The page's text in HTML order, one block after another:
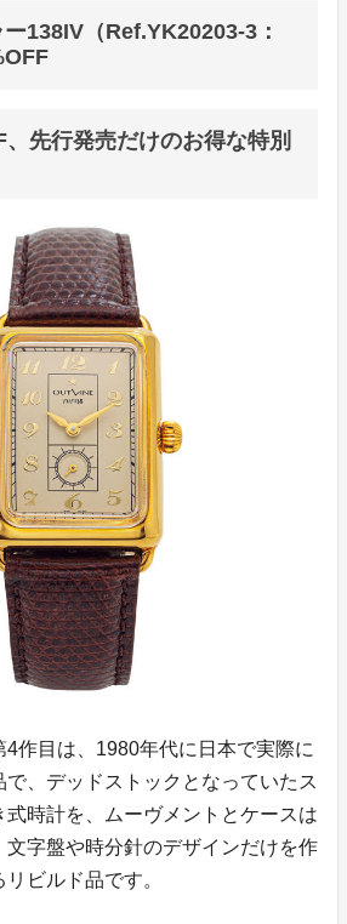
138IV（Ref.YK20203-3：
先行発売だけのお得な特別
作目は、1980年代に日本で実際に
、デッドストックとなっていたス
式時計を、ムーヴメントとケースは
文字盤や時分針のデザインだけを作
ビルド品です。